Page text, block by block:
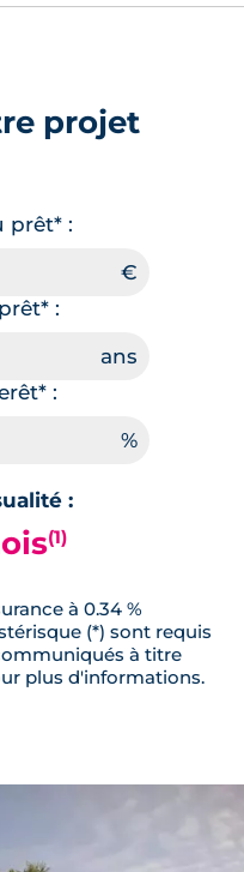
projet
prêt* :
:
:
:
(1)
à 0.34 %
(*) sont requis
à titre
plus d'informations.